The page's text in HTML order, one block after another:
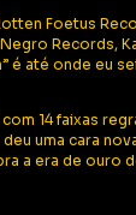
Foetus
Records,
é até onde eu
14 faixas
uma cara
a era de ouro